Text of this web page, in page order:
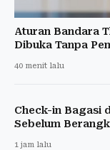
Aturan Bandara
Dibuka Tanpa
40 menit lalu
Check-in Bagasi
Sebelum
1 jam lalu